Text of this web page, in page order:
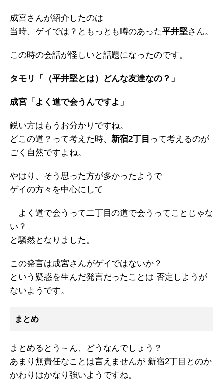
成宮さんが紹介したのは
当時、ゲイでは？ともっとも噂のあった平井堅さん。
この時の会話が怪しいと話題になったのです。
タモリ「（平井堅とは）どんな友達なの？」
成宮「よく道で会うんですよ」
鋭い方はもうお分かりですね。
どこの道？って考えた時、 新宿2丁目 って考えるのが
ごく自然ですよね。
やはり、そう思った方が多かったようで
ゲイの方々を中心にして
「よく道で会うって二丁目の道で会うってことじゃな
い？」
と騒然となりました。
この発言は成宮さんがゲイではないか？
という疑惑を生んだ発言だったことは 否定しようが
ないようです。
まとめ
まとめるとう～ん、どうなんでしょう？
あまり無責任なことは言えませんが 新宿2丁目とのか
かわりはかなり強いようですね。